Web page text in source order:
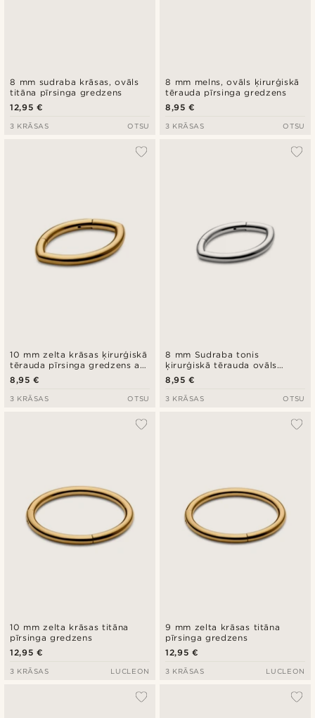
8 mm sudraba krāsas, ovāls
titāna pīrsinga gredzens
12,95 €
3 KRĀSAS OTSU
8 mm melns, ovāls ķirurģiskā
tērauda pīrsinga gredzens
8,95 €
3 KRĀSAS OTSU
10 mm zelta krāsas ķirurģiskā
tērauda pīrsinga gredzens ar
dzeloņiem
8,95 €
3 KRĀSAS OTSU
8 mm Sudraba tonis
ķirurģiskā tērauda ovāls
pīrsinga gredzens
8,95 €
3 KRĀSAS OTSU
10 mm zelta krāsas titāna
pīrsinga gredzens
12,95 €
3 KRĀSAS LUCLEON
9 mm zelta krāsas titāna
pīrsinga gredzens
12,95 €
3 KRĀSAS LUCLEON